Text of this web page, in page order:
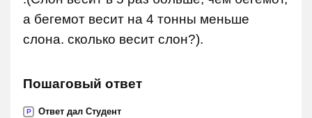
а бегемот весит на 4 тонны меньше
слона. сколько весит слон?).
Пошаговый ответ
P Ответ дал Студент